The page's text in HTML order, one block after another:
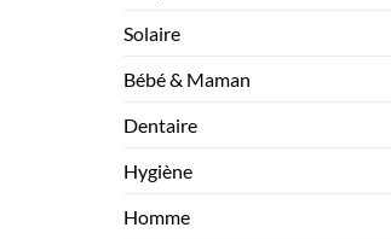
Solaire
Bébé & Maman
Dentaire
Hygiène
Homme